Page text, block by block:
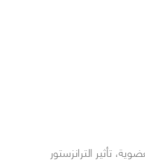
تأثير الترانزستور